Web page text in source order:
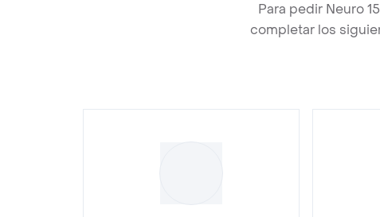
Para pedir Neuro
completar los